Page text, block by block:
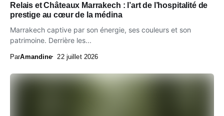
Relais et Châteaux Marrakech : l’art de l’hospitalité de
prestige au cœur de la médina
Marrakech captive par son énergie, ses couleurs et son
patrimoine. Derrière les...
ParAmandine 22 juillet 2026